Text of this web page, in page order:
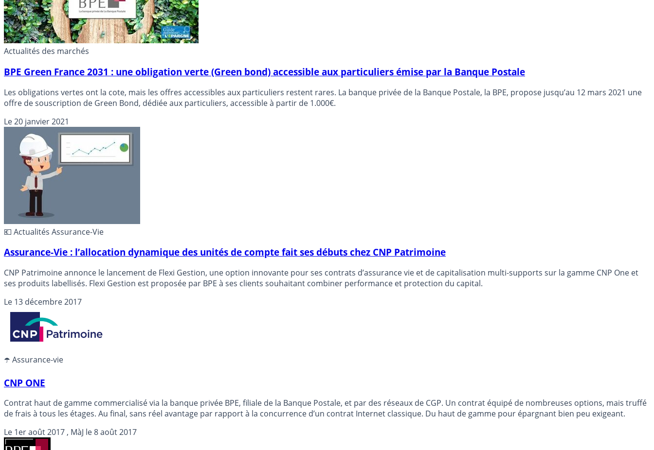
Actualités des marchés
BPE Green France 2031 : une obligation verte (Green bond) accessible aux particuliers émise par la Banque Postale
Les obligations vertes ont la cote, mais les offres accessibles aux particuliers restent rares. La banque privée de la Banque Postale, la BPE, propose jusqu’au 12 mars 2021 une
offre de souscription de Green Bond, dédiée aux particuliers, accessible à partir de 1.000€.
Le20 janvier 2021
💶 Actualités Assurance-Vie
Assurance-Vie : l’allocation dynamique des unités de compte fait ses débuts chez CNP Patrimoine
CNP Patrimoine annonce le lancement de Flexi Gestion, une option innovante pour ses contrats d’assurance vie et de capitalisation multi-supports sur la gamme CNP One et
ses produits labellisés. Flexi Gestion est proposée par BPE à ses clients souhaitant combiner performance et protection du capital.
Le 13 décembre 2017
☂️ Assurance-vie
CNP ONE
Contrat haut de gamme commercialisé via la banque privée BPE, filiale de la Banque Postale, et par des réseaux de CGP. Un contrat équipé de nombreuses options, mais truffé
de frais à tous les étages. Au final, sans réel avantage par rapport à la concurrence d’un contrat Internet classique. Du haut de gamme pour épargnant bien peu exigeant.
Le 1er août 2017 , MàJ le8 août 2017